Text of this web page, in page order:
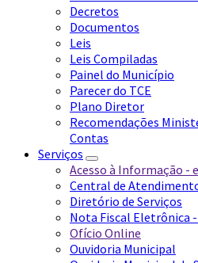
Decretos
Documentos
Leis
Leis Compiladas
Painel do Município
Parecer do TCE
Plano Diretor
Recomendações
Contas
Serviços
Acesso à Informação -
Central de
Diretório de Serviços
Nota Fiscal Eletrônica -
Ofício Online
Ouvidoria Municipal